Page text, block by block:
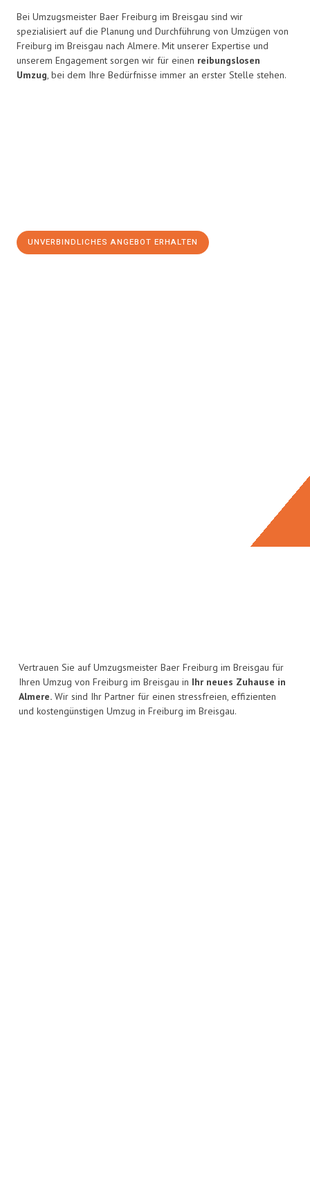
Bei Umzugsmeister Baer Freiburg im Breisgau sind wir
spezialisiert auf die Planung und Durchführung von Umzügen von
Freiburg im Breisgau nach Almere. Mit unserer Expertise und
unserem Engagement sorgen wir für einen reibungslosen
Umzug, bei dem Ihre Bedürfnisse immer an erster Stelle stehen.
UNVERBINDLICHES ANGEBOT ERHALTEN
Vertrauen Sie auf Umzugsmeister Baer Freiburg im Breisgau für
Ihren Umzug von Freiburg im Breisgau in Ihr neues Zuhause in
Almere. Wir sind Ihr Partner für einen stressfreien, effizienten
und kostengünstigen Umzug in Freiburg im Breisgau.